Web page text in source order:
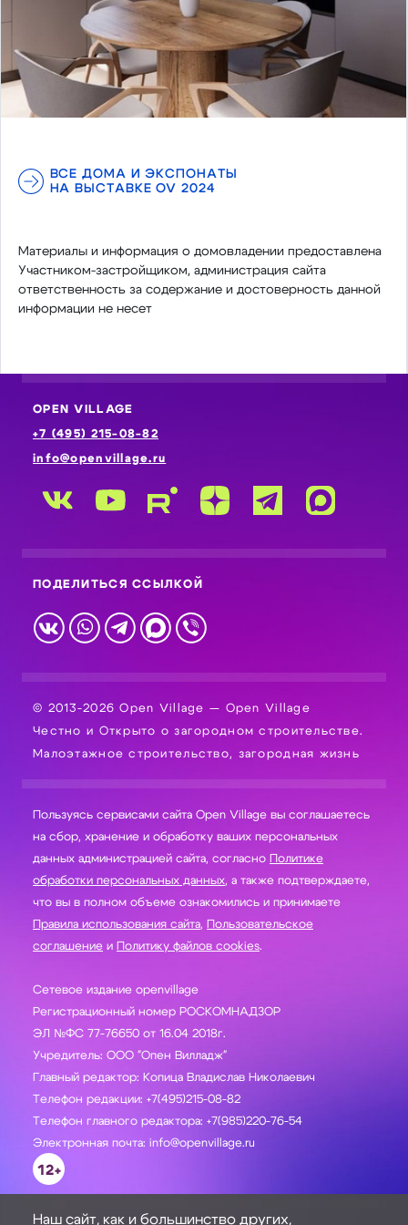
ВСЕ ДОМА И ЭКСПОНАТЫ
НА ВЫСТАВКЕ OV 2024
Материалы и информация о домовладении предоставлена
Участником-застройщиком, администрация сайта
ответственность за содержание и достоверность данной
информации не несет
OPEN VILLAGE
+7 (495) 215-08-82
info@openvillage.ru
ПОДЕЛИТЬСЯ ССЫЛКОЙ
© 2013-2026 Open Village — Open Village
Честно и Открыто о загородном строительстве.
Малоэтажное строительство, загородная жизнь
Пользуясь сервисами сайта Open Village вы соглашаетесь
на сбор, хранение и обработку ваших персональных
данных администрацией сайта, согласно Политике
обработки персональных данных, а также подтверждаете,
что вы в полном объеме ознакомились и принимаете
Правила использования сайта, Пользовательское
соглашение и Политику файлов cookies.
Сетевое издание openvillage
Регистрационный номер РОСКОМНАДЗОР
ЭЛ №ФС 77-76650 от 16.04 2018г.
Учредитель: ООО "Опен Вилладж"
Главный редактор: Копица Владислав Николаевич
Телефон редакции: +7(495)215-08-82
Телефон главного редактора: +7(985)220-76-54
Электронная почта: info@openvillage.ru
12+
Наш сайт, как и большинство других,